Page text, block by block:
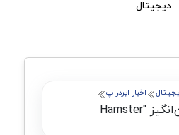
دیجیتال
اخبار ایردراپ
خبر جدید و هیجان‌انگیز "Hamster